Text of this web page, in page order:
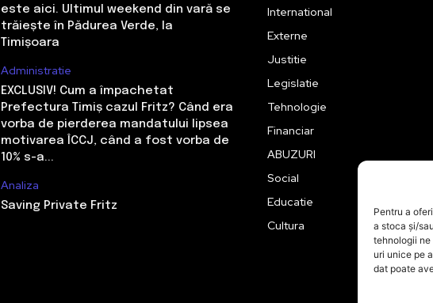
Pentru a
a stoca și/
tehnologii ne
uri unice pe
dat poate
este aici. Ultimul weekend din vară se
trăiește în Pădurea Verde, la
Timișoara
Administratie
EXCLUSIV! Cum a împachetat
Prefectura Timiș cazul Fritz? Când era
vorba de pierderea mandatului lipsea
motivarea ÎCCJ, când a fost vorba de
10% s-a...
Analiza
Saving Private Fritz
International
Externe
Justitie
Legislatie
Tehnologie
Financiar
ABUZURI
Social
Educatie
Cultura